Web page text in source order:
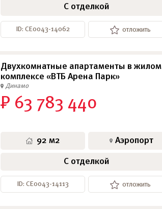
С отделкой
ID: СЕ0043-14062 отложить
Двухкомнатные апартаменты в жилом
комплексе «ВТБ Арена Парк»
Динамо
₽ 63 783 440
92 м2 Аэропорт
С отделкой
ID: СЕ0043-14113 отложить